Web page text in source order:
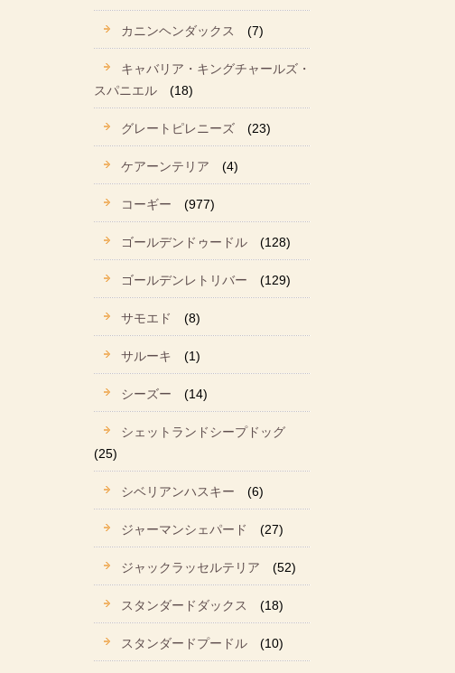
カニンヘンダックス (7)
キャバリア・キングチャールズ・
スパニエル
(18)
グレートピレニーズ (23)
ケアーンテリア (4)
コーギー (977)
ゴールデンドゥードル (128)
ゴールデンレトリバー (129)
サモエド (8)
サルーキ (1)
シーズー (14)
シェットランドシープドッグ
(25)
シベリアンハスキー (6)
ジャーマンシェパード (27)
ジャックラッセルテリア (52)
スタンダードダックス (18)
スタンダードプードル (10)